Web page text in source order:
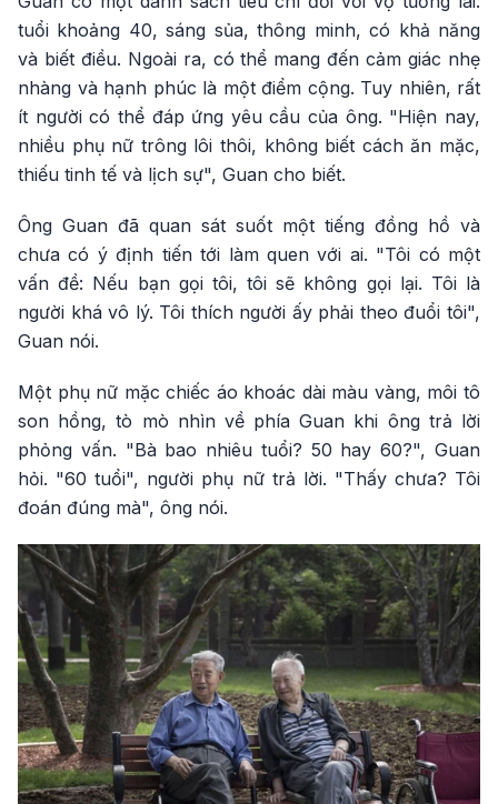
tuổi khoảng 40, sáng sủa, thông minh, có khả năng
và biết điều. Ngoài ra, có thể mang đến cảm giác nhẹ
nhàng và hạnh phúc là một điểm cộng. Tuy nhiên, rất
ít người có thể đáp ứng yêu cầu của ông. "Hiện nay,
nhiều phụ nữ trông lôi thôi, không biết cách ăn mặc,
thiếu tinh tế và lịch sự", Guan cho biết.
Ông Guan đã quan sát suốt một tiếng đồng hồ và
chưa có ý định tiến tới làm quen với ai. "Tôi có một
vấn đề: Nếu bạn gọi tôi, tôi sẽ không gọi lại. Tôi là
người khá vô lý. Tôi thích người ấy phải theo đuổi tôi",
Guan nói.
Một phụ nữ mặc chiếc áo khoác dài màu vàng, môi tô
son hồng, tò mò nhìn về phía Guan khi ông trả lời
phỏng vấn. "Bà bao nhiêu tuổi? 50 hay 60?", Guan
hỏi. "60 tuổi", người phụ nữ trả lời. "Thấy chưa? Tôi
đoán đúng mà", ông nói.